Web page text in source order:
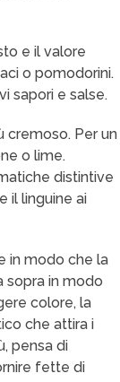
e il valore
o pomodorini.
sapori e salse.
cremoso. Per un
o lime.
distintive
il linguine ai
in modo che la
sopra in modo
colore, la
che attira i
pensa di
fette di